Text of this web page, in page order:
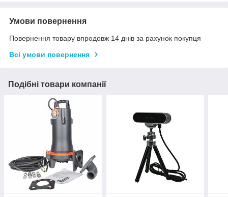
Умови повернення
Повернення товару впродовж 14 днів за рахунок покупця
Всі умови повернення
Подібні товари компанії